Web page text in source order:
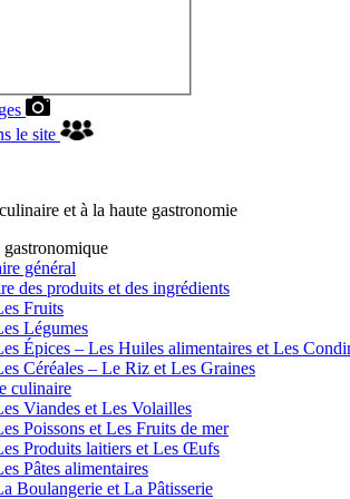
le site
et à la haute gastronomie
général
des produits et des ingrédients
Fruits
Légumes
Épices – Les Huiles alimentaires et Les
Céréales – Le Riz et Les Graines
culinaire
Viandes et Les Volailles
Poissons et Les Fruits de mer
Produits laitiers et Les Œufs
Pâtes alimentaires
Boulangerie et La Pâtisserie